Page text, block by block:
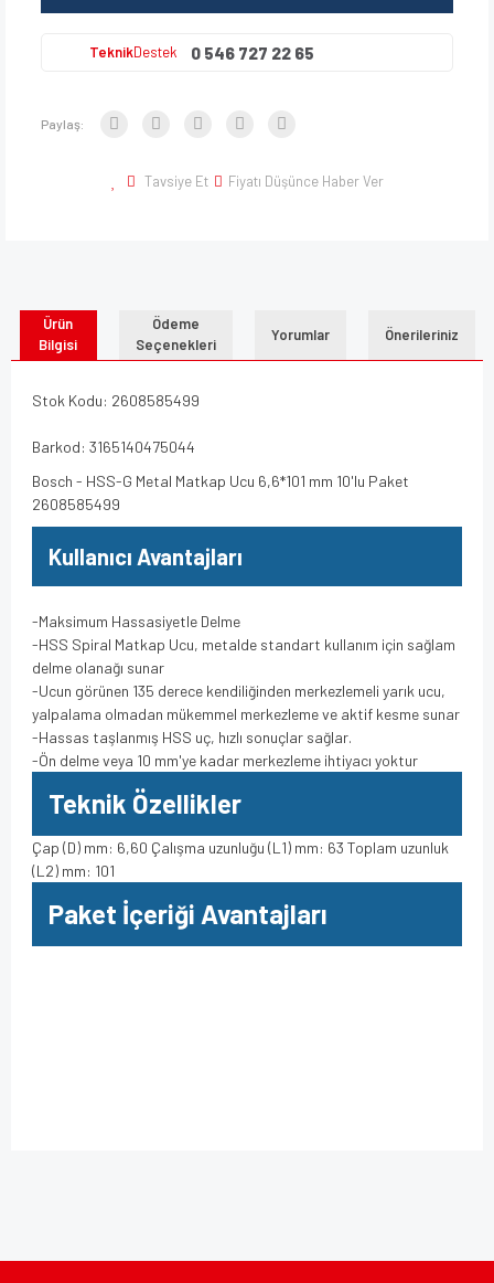
TeknikDestek 0 546 727 22 65
Paylaş:
Tavsiye Et Fiyatı Düşünce Haber Ver
Ürün
Bilgisi
Ödeme
Seçenekleri
Yorumlar Önerileriniz
Stok Kodu: 2608585499
Barkod: 3165140475044
Bosch - HSS-G Metal Matkap Ucu 6,6*101 mm 10'lu Paket
2608585499
Kullanıcı Avantajları
-Maksimum Hassasiyetle Delme
-HSS Spiral Matkap Ucu, metalde standart kullanım için sağlam
delme olanağı sunar
-Ucun görünen 135 derece kendiliğinden merkezlemeli yarık ucu,
yalpalama olmadan mükemmel merkezleme ve aktif kesme sunar
-Hassas taşlanmış HSS uç, hızlı sonuçlar sağlar.
-Ön delme veya 10 mm'ye kadar merkezleme ihtiyacı yoktur
Teknik Özellikler
Çap (D) mm: 6,60 Çalışma uzunluğu (L1) mm: 63 Toplam uzunluk
(L2) mm: 101
Paket İçeriği Avantajları